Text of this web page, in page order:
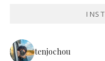
tenjochou